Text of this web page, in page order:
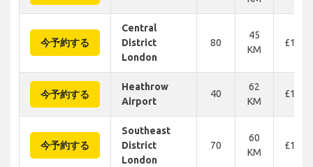
今予約する
Central
District
London
80
45
KM
£163
今予約する
Heathrow
Airport
40
62
KM
£163
今予約する
Southeast
District
London
70
60
KM
£139